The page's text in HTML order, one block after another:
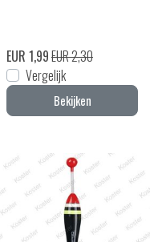
EUR 1,99EUR 2,30
Vergelijk
Bekijken